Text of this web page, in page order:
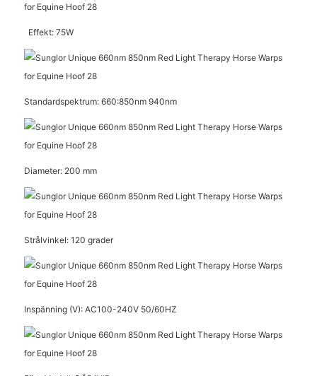
Effekt: 75W
Standardspektrum: 660:850nm 940nm
Diameter: 200 mm
Strålvinkel: 120 grader
Inspänning (V): AC100-240V 50/60HZ